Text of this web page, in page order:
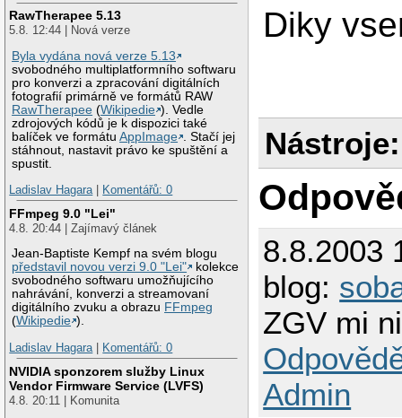
RawTherapee 5.13
5.8. 12:44 | Nová verze
Byla vydána nová verze 5.13
svobodného multiplatformního softwaru
pro konverzi a zpracování digitálních
fotografií primárně ve formátů RAW
RawTherapee (Wikipedie ). Vedle
zdrojových kódů je k dispozici také
balíček ve formátuAppImage
. Stačí jej
stáhnout, nastavit právo ke spuštění a
spustit.
Ladislav Hagara| Komentářů: 0
FFmpeg 9.0 "Lei"
4.8. 20:44 | Zajímavý článek
Jean-Baptiste Kempf na svém blogu
představil novou verzi 9.0 "Lei"
kolekce
svobodného softwaru umožňujícího
nahrávání, konverzi a streamovaní
digitálního zvuku a obrazu FFmpeg
(Wikipedie ).
Ladislav Hagara| Komentářů: 0
NVIDIA sponzorem služby Linux
Vendor Firmware Service (LVFS)
4.8. 20:11 | Komunita
Diky
Nástroje:
8.8.2003
blog:
ZGV mi
Admin